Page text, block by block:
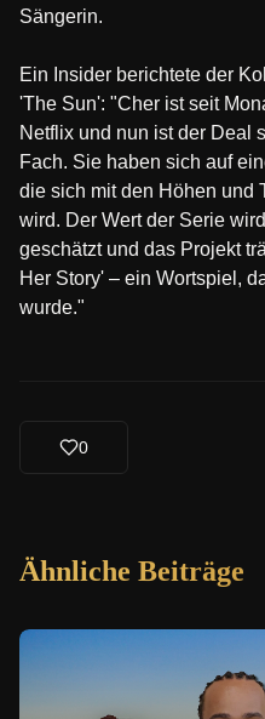
Sängerin.
Ein Insider berichtete der
'The Sun': "Cher ist seit
Netflix und nun ist der Deal
Fach. Sie haben sich auf
die sich mit den Höhen und
wird. Der Wert der Serie
geschätzt und das Projekt
Her Story' – ein Wortspiel,
wurde."
0
Ähnliche Beiträge